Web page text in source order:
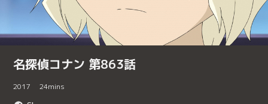
名探偵コナン 第863話
2017 24mins